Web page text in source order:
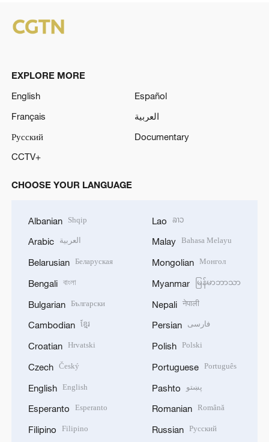
EXPLORE MORE
English
Español
Français
العربية
Русский
Documentary
CCTV+
CHOOSE YOUR LANGUAGE
Albanian Shqip
Arabic العربية
Belarusian Беларуская
Bengali বাংলা
Bulgarian Български
Cambodian ខ្មែរ
Croatian Hrvatski
Czech Český
English English
Esperanto Esperanto
Filipino Filipino
Lao ລາວ
Malay Bahasa Melayu
Mongolian Монгол
Myanmar မြန်မာဘာသာ
Nepali नेपाली
Persian فارسی
Polish Polski
Portuguese Português
Pashto پښتو
Romanian Română
Russian Русский